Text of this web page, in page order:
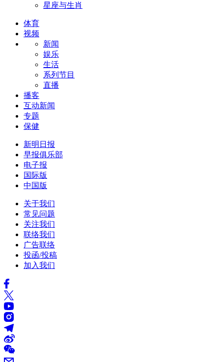
星座与生肖
体育
视频
新闻
娱乐
生活
系列节目
直播
播客
互动新闻
专题
保健
新明日报
早报俱乐部
电子报
国际版
中国版
关于我们
常见问题
关注我们
联络我们
广告联络
投函/投稿
加入我们